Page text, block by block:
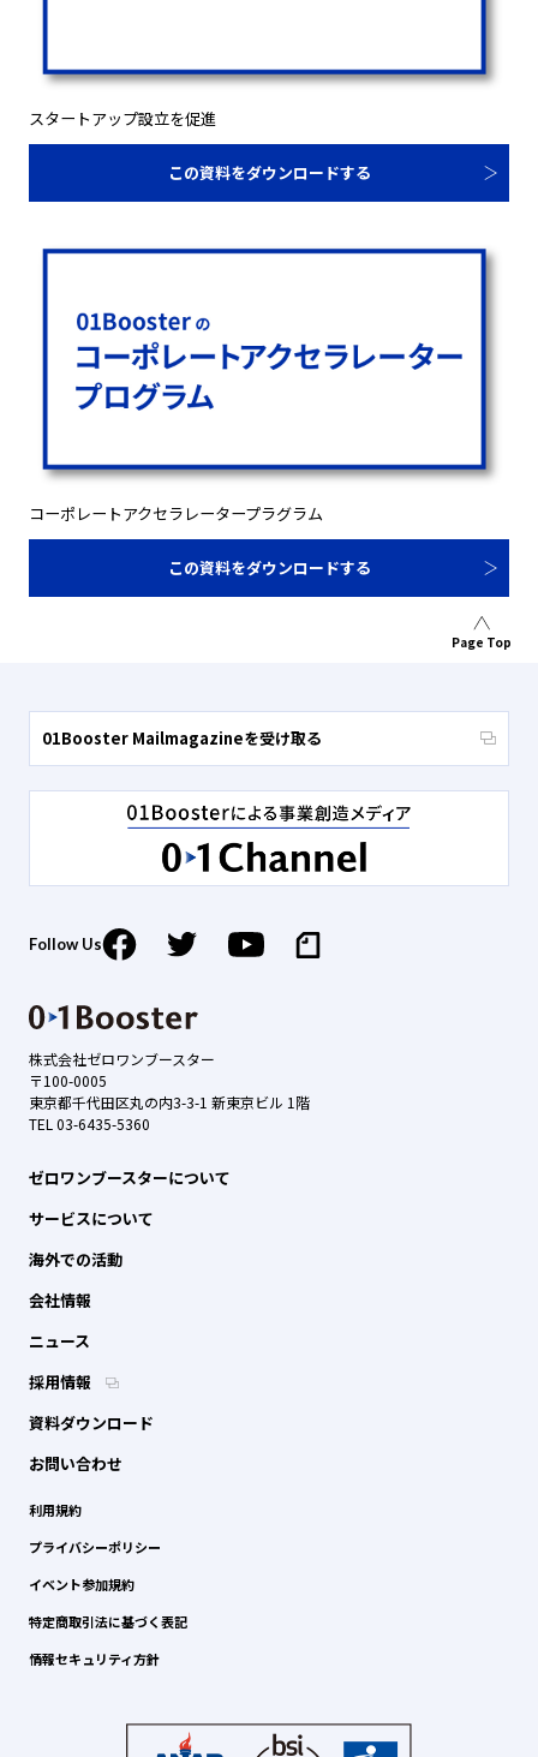
スタートアップ設立を促進
この資料をダウンロードする
コーポレートアクセラレータープラグラム
この資料をダウンロードする
Page Top
株式会社ゼロワンブースター
〒100-0005
東京都千代田区丸の内3-3-1 新東京ビル 1階
TEL 03-6435-5360
ゼロワンブースターについて
サービスについて
海外での活動
会社情報
ニュース
採用情報
資料ダウンロード
お問い合わせ
利用規約
プライバシーポリシー
イベント参加規約
特定商取引法に基づく表記
情報セキュリティ方針
01Booster Mailmagazineを受け取る
Follow Us